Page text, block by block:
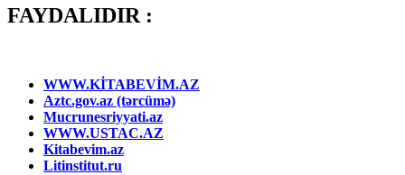
FAYDALIDIR :
WWW.KİTABEVİM.AZ
Aztc.gov.az (tərcümə)
Mucrunesriyyati.az
WWW.USTAC.AZ
Kitabevim.az
Litinstitut.ru